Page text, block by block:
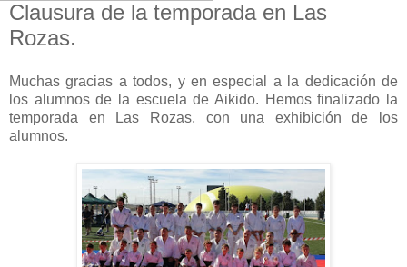
Clausura de la temporada en Las
Rozas.
Muchas gracias a todos, y en especial a la dedicación de
los alumnos de la escuela de Aikido. Hemos finalizado la
temporada en Las Rozas, con una exhibición de los
alumnos.